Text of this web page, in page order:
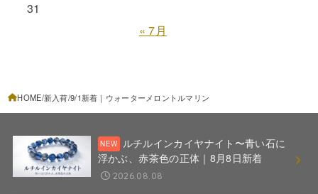
31
« 7月
HOME 新入荷 9/1新着｜ウォーターメロントルマリン
ルチルインカイヤナイト〜青い石に
浮かぶ、赤茶色の正体｜8月8日新着
2026.08.08